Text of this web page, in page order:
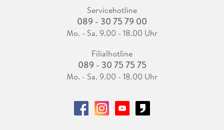
Servicehotline
089 - 30 75 79 00
Mo. - Sa. 9.00 - 18.00 Uhr
Filialhotline
089 - 30 75 75 75
Mo. - Sa. 9.00 - 18.00 Uhr